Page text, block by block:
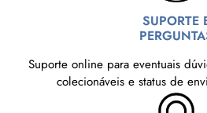
SUPORTE
Suporte online para eventuais
colecionáveis e status de